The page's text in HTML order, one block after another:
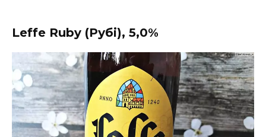
Leffe Ruby (Рубі), 5,0%